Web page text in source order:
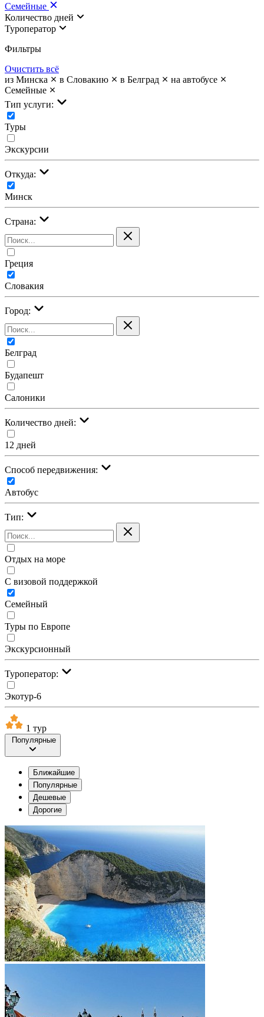
Семейные
Количество дней
Туроператор
Фильтры
Очистить всё
из Минска
в Словакию в Белград
на автобусе
Семейные
Тип услуги:
Туры
Экскурсии
Откуда:
Минск
Страна:
Греция
Словакия
Город:
Белград
Будапешт
Салоники
Количество дней:
12 дней
Cпособ передвижения:
Автобус
Тип:
Отдых на море
С визовой поддержкой
Семейный
Туры по Европе
Экскурсионный
Туроператор:
Экотур-6
1 тур
Популярные
Ближайшие
Популярные
Дешевые
Дорогие